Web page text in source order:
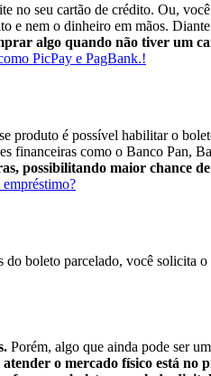
no seu cartão de crédito. Ou,
e nem o dinheiro em mãos.
algo quando não tiver um
PicPay e PagBank.!
produto é possível habilitar o
financeiras como o Banco Pan,
possibilitando maior chance
do boleto parcelado, você solicita o
Porém, algo que ainda pode ser
atender o mercado físico está no